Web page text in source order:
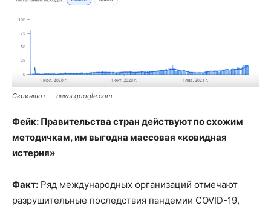
Скриншот — news.google.com
Фейк: Правительства стран действуют по схожим
методичкам, им выгодна массовая «ковидная
истерия»
Факт: Ряд международных организаций отмечают
разрушительные последствия пандемии COVID-19,